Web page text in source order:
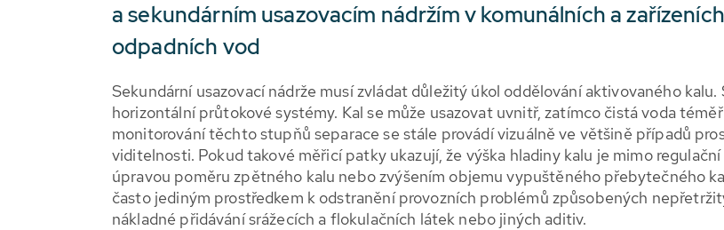
a sekundárním usazovacím nádržím v komunálních a
odpadních vod
Sekundární usazovací nádrže musí zvládat důležitý úkol oddělování aktivovaného
horizontální průtokové systémy. Kal se může usazovat uvnitř, zatímco čistá voda
monitorování těchto stupňů separace se stále provádí vizuálně ve většině případů
viditelnosti. Pokud takové měřicí patky ukazují, že výška hladiny kalu je mimo
úpravou poměru zpětného kalu nebo zvýšením objemu vypuštěného přebytečného
často jediným prostředkem k odstranění provozních problémů způsobených
nákladné přidávání srážecích a flokulačních látek nebo jiných aditiv.